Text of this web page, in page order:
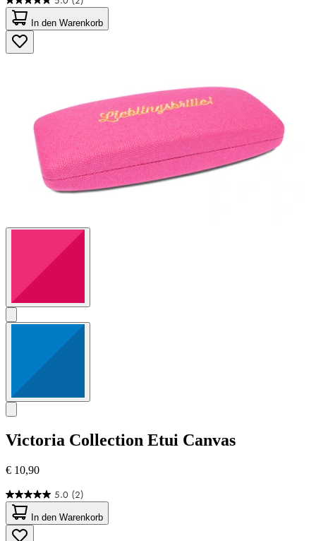
5.0
von
5
Sternen.
2
In den Warenkorb
Victoria Collection Etui Canvas
€ 10,90
5.0 (2)
5.0
von
5
Sternen.
In den Warenkorb